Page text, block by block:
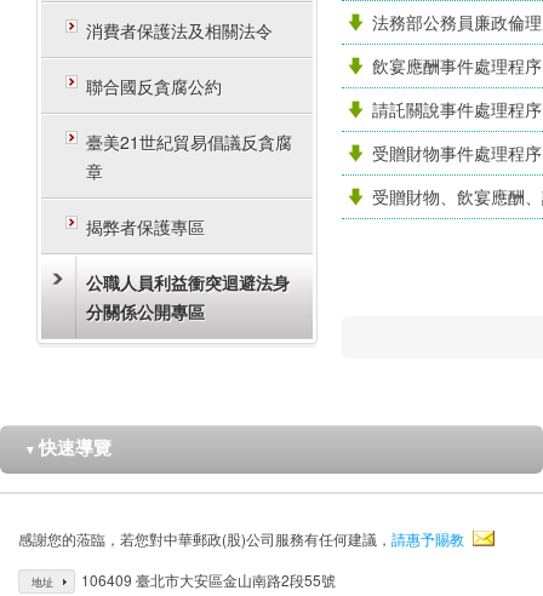
消費者保護法及相關法令
聯合國反貪腐公約
臺美21世紀貿易倡議反貪腐
章
揭弊者保護專區
公職人員利益衝突迴避法身
分關係公開專區
法務部公務員廉政倫
飲宴應酬事件處理程序
請託關說事件處理程序
受贈財物事件處理程序
受贈財物、飲宴應酬
▼ 快速導覽
感謝您的蒞臨，若您對中華郵政(股)公司服務有任何建議， 請惠予賜教
地址 106409 臺北市大安區金山南路2段55號